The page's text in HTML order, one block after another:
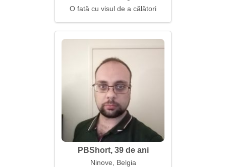
O fată cu visul de a călători
PBShort, 39 de ani
Ninove, Belgia